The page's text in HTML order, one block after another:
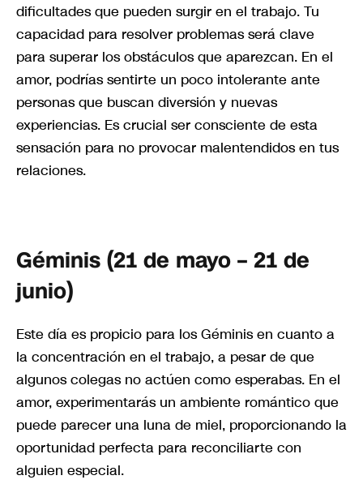
dificultades que pueden surgir en el trabajo. Tu
capacidad para resolver problemas será clave
para superar los obstáculos que aparezcan. En el
amor, podrías sentirte un poco intolerante ante
personas que buscan diversión y nuevas
experiencias. Es crucial ser consciente de esta
sensación para no provocar malentendidos en tus
relaciones.
Géminis (21 de mayo – 21 de
junio)
Este día es propicio para los Géminis en cuanto a
la concentración en el trabajo, a pesar de que
algunos colegas no actúen como esperabas. En el
amor, experimentarás un ambiente romántico que
puede parecer una luna de miel, proporcionando la
oportunidad perfecta para reconciliarte con
alguien especial.